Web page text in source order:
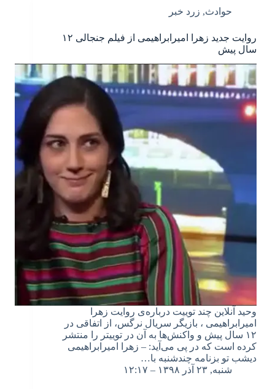
حوادث, زرد خبر
روایت جدید زهرا امیرابراهیمی از فیلم جنجالی ۱۲
سال پیش
وحید آنلاین چند توییت درباره‌ی روایت زهرا
امیرابراهیمی ، بازیگر سریال نرگس، از اتفاقی در
۱۲ سال پیش و واکنش‌ها به آن در توییتر را منتشر
کرده است که در پی می‌آید: – زهرا امیرابراهیمی
دیشب تو بزنامه چندشنبه با…
شنبه, ۲۳ آذر ۱۳۹۸ – ۱۲:۱۷